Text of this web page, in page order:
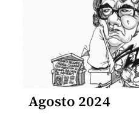
Agosto 2024